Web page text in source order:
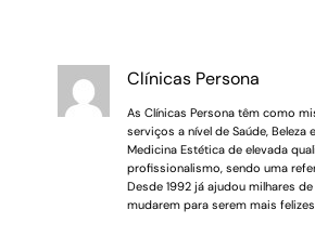
Clínicas Persona
As Clínicas Persona têm como
serviços a nível de Saúde, Beleza
Medicina Estética de elevada
profissionalismo, sendo uma
Desde 1992 já ajudou milhares
mudarem para serem mais